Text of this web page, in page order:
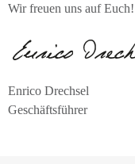
Wir freuen uns auf Euch!
Enrico Drechsel
Geschäftsführer